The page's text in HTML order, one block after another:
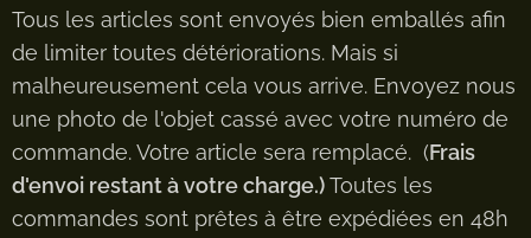
Tous les articles sont envoyés bien emballés afin
de limiter toutes détériorations. Mais si
malheureusement cela vous arrive. Envoyez nous
une photo de l'objet cassé avec votre numéro de
commande. Votre article sera remplacé. (Frais
d'envoi restant à votre charge.)Toutes les
commandes sont prêtes à être expédiées en 48h